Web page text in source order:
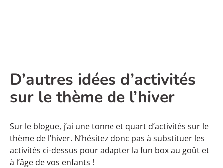
D’autres idées d’activités
sur le thème de l’hiver
Sur le blogue, j’ai une tonne et quart d’activités sur le
thème de l’hiver. N’hésitez donc pas à substituer les
activités ci-dessus pour adapter la fun box au goût et
à l’âge de vos enfants !